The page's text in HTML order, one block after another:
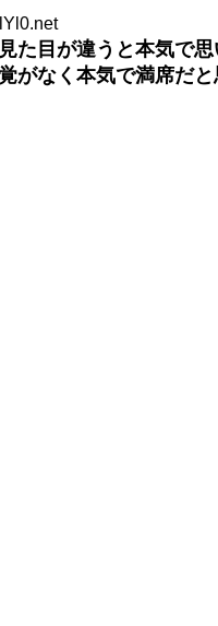
た目が違うと本気で
がなく本気で満席だ